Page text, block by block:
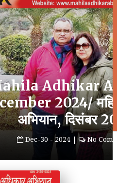
Abhiyan
महिला अधिकार
दिसंबर 2024
No Comments